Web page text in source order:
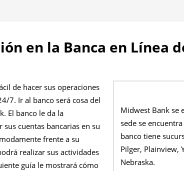
en la Banca en Línea
Midwest Bank se
sede se
banco tiene
Pilger, Plainview,
Nebraska.
de hacer sus operaciones
7. Ir al banco será cosa del
El banco le da la
cuentas bancarias en su
frente a su
realizar sus actividades
guía le mostrará cómo